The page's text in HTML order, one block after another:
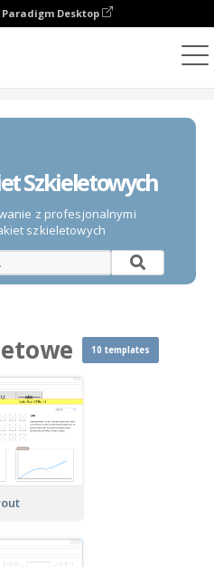
Desktop
Szkieletowych
z profesjonalnymi
szkieletowych
10 templates